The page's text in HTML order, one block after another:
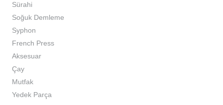
Sürahi
Soğuk Demleme
Syphon
French Press
Aksesuar
Çay
Mutfak
Yedek Parça